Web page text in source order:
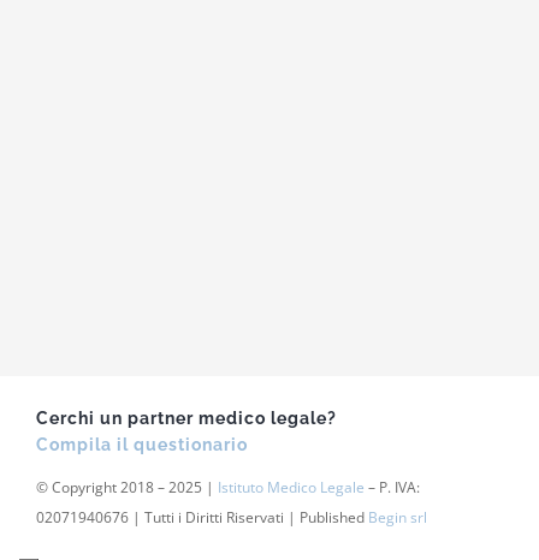
Cerchi un partner medico legale?
Compila il questionario
© Copyright 2018 – 2025 | Istituto Medico Legale – P. IVA:
02071940676 | Tutti i Diritti Riservati | Published Begin srl